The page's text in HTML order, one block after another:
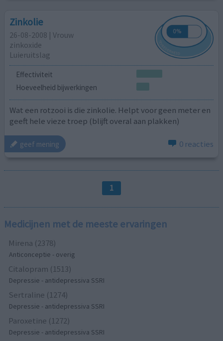
Zinkolie
26-08-2008 | Vrouw
zinkoxide
Luieruitslag
Effectiviteit
Hoeveelheid bijwerkingen
Wat een rotzooi is die zinkolie. Helpt voor geen meter en
geeft hele vieze troep (blijft overal aan plakken)
geef mening 0 reacties
1
Medicijnen met de meeste ervaringen
Mirena (2378)
Anticonceptie - overig
Citalopram (1513)
Depressie - antidepressiva SSRI
Sertraline (1274)
Depressie - antidepressiva SSRI
Paroxetine (1272)
Depressie - antidepressiva SSRI